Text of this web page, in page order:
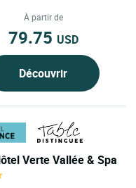
À partir de
79.75 USD
Découvrir
Verte Vallée & Spa